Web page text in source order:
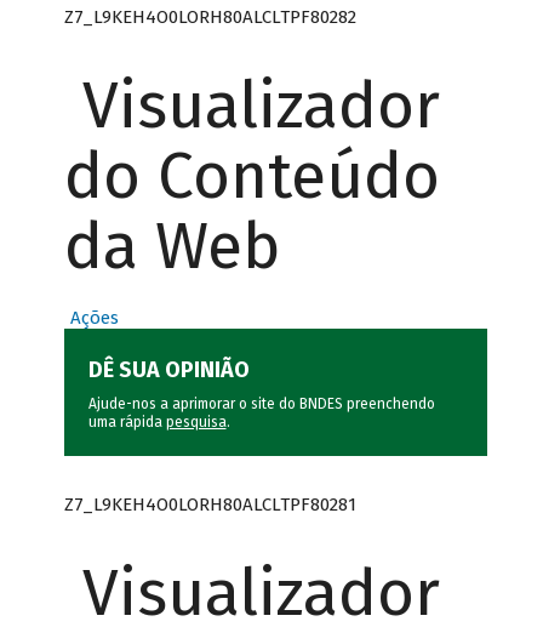
Z7_L9KEH4O0LORH80ALCLTPF80282
Visualizador
do Conteúdo
da Web
Ações
DÊ SUA OPINIÃO
Ajude-nos a aprimorar o site do BNDES preenchendo
uma rápida pesquisa.
Z7_L9KEH4O0LORH80ALCLTPF80281
Visualizador